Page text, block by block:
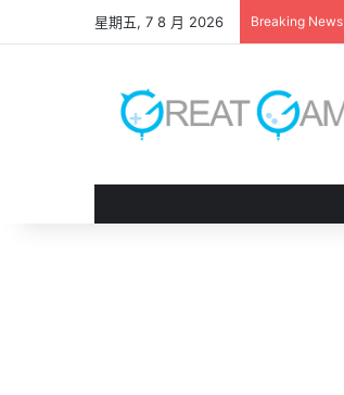
星期五, 7 8 月 2026 Breaking News